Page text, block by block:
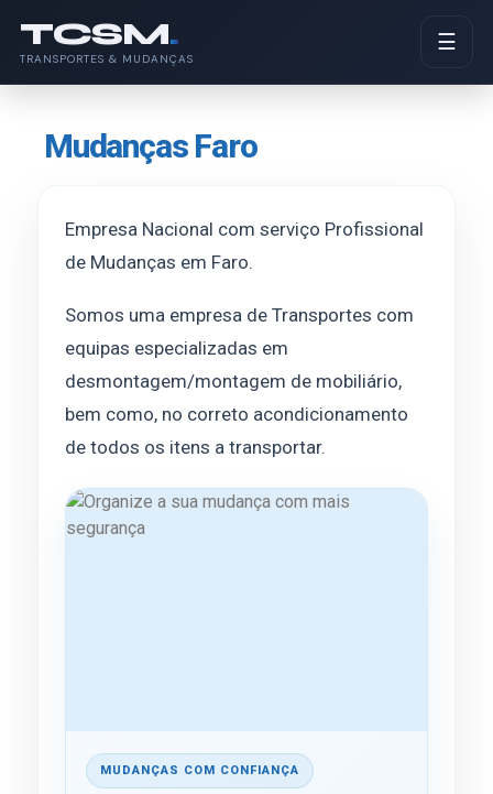
TCSM.
TRANSPORTES & MUDANÇAS
☰
Mudanças Faro
Empresa Nacional com serviço Profissional
de Mudanças em Faro.
Somos uma empresa de Transportes com
equipas especializadas em
desmontagem/montagem de mobiliário,
bem como, no correto acondicionamento
de todos os itens a transportar.
MUDANÇAS COM CONFIANÇA